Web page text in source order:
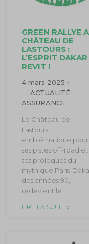
GREEN RALLYE
CHÂTEAU DE
LASTOURS :
L’ESPRIT DAKAR
REVIT !
4 mars 2025
ACTUALITÉ
ASSURANCE
Le Château de
Lastours,
emblématique pour
ses pistes off-road et
ses prologues du
mythique Paris-
des années 90,
redevient le …
LIRE LA SUITE »